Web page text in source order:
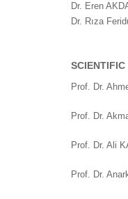
Dr. Eren
Dr. Rıza
Prof. Dr.
Prof. Dr.
Prof. Dr. Ali
Prof. Dr.